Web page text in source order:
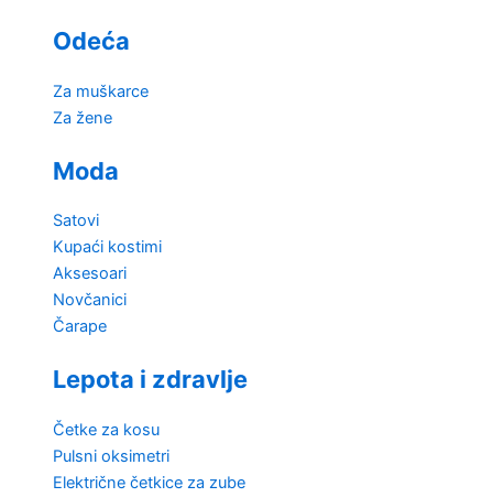
Odeća
Za muškarce
Za žene
Moda
Satovi
Kupaći kostimi
Aksesoari
Novčanici
Čarape
Lepota i zdravlje
Četke za kosu
Pulsni oksimetri
Električne četkice za zube